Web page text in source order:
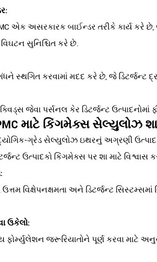
એક અસરકારક બાઈન્ડર તરીકે કાર્ય
સુનિશ્ચિત કરે છે.
સ્થગિત કરવામાં મદદ કરે છે, જે ડિટર્જન્ટ
જેવા પર્સનલ કેર ડિટર્જન્ટ
માટે કિંગમેક્સ સેલ્યુલોઝ
ગ્રેડ સેલ્યુલોઝ ઇથરનું અગ્રણી ઉત્પાદક
ઉત્પાદકો કિંગમેક્સ પર શા માટે
વિક્ષેપનક્ષમતા અને ડિટર્જન્ટ સિસ્ટમ્સમાં
ઉકેલો:
ફોર્મ્યુલેશન જરૂરિયાતોને પૂર્ણ કરવા માટે